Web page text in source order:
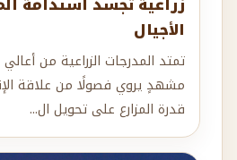
الأجيال
تمتد المدرجات الزراعية من
مشهدٍ يروي فصولًا من علاقة
قدرة المزارع على تحويل ال...